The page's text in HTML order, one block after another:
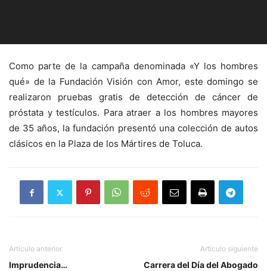
Como parte de la campaña denominada «Y los hombres
qué» de la Fundación Visión con Amor, este domingo se
realizaron pruebas gratis de detección de cáncer de
próstata y testículos. Para atraer a los hombres mayores
de 35 años, la fundación presentó una colección de autos
clásicos en la Plaza de los Mártires de Toluca.
Artículo anterior
Imprudencia…
Artículo siguiente
Carrera del Día del Abogado